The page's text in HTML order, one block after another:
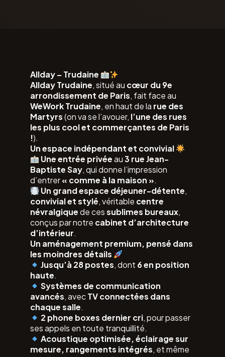
Allday – Trudaine
Allday Trudaine, situé au cœur du 9e
arrondissement de Paris, fait face au
WeWork Trudaine, en haut de la rue des
Martyrs(on va se l’avouer, l’une des rues
les plus cool et commerçantes de Paris
!).
Un espace indépendant et convivial
Une entrée privéeau3 rue Jean-
Baptiste Say, qui donne l’impression
d’entrer« comme à la maison ».
Un grand espace déjeuner-détente,
convivial et stylé, véritable centre
névralgiquede cessublimes bureaux,
conçus par notre cabinet d’architecture
d’intérieur.
Un aménagement premium, pensé dans
les moindres détails
Jusqu’à 28 postes, dont 6 en position
haute.
Systèmes de communication
avancés, avecTV connectées dans
chaque salle.
2 phone boxes dernier cri, pour passer
ses appels en toute tranquillité.
Acoustique optimisée, éclairage sur
mesure, rangements intégrés, et même